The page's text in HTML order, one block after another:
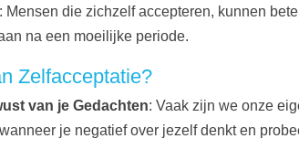
: Mensen die zichzelf accepteren, kunnen
na een moeilijke periode.
Zelfacceptatie?
van je Gedachten: Vaak zijn we onze
je negatief over jezelf denkt en